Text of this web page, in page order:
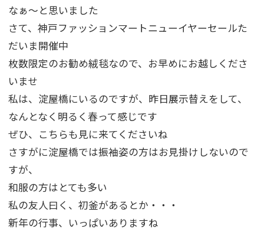
なぁ～と思いました
さて、神戸ファッションマートニューイヤーセールた
だいま開催中
枚数限定のお勧め絨毯なので、お早めにお越しくださ
いませ
私は、淀屋橋にいるのですが、昨日展示替えをして、
なんとなく明るく春って感じです
ぜひ、こちらも見に来てくださいね
さすがに淀屋橋では振袖姿の方はお見掛けしないので
すが、
和服の方はとても多い
私の友人曰く、初釜があるとか・・・
新年の行事、いっぱいありますね